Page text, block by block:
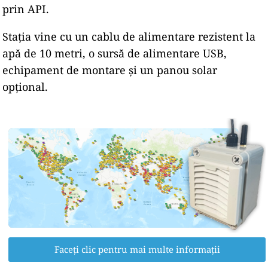
prin API.
Stația vine cu un cablu de alimentare rezistent la
apă de 10 metri, o sursă de alimentare USB,
echipament de montare și un panou solar
opțional.
Faceți clic pentru mai multe informații